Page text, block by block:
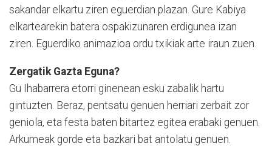
sakandar elkartu ziren eguerdian plazan. Gure Kabiya
elkartearekin batera ospakizunaren erdigunea izan
ziren. Eguerdiko animazioa ordu txikiak arte iraun zuen.
Zergatik Gazta Eguna?
Gu Ihabarrera etorri ginenean esku zabalik hartu
gintuzten. Beraz, pentsatu genuen herriari zerbait zor
geniola, eta festa baten bitartez egitea erabaki genuen.
Arkumeak gorde eta bazkari bat antolatu genuen.